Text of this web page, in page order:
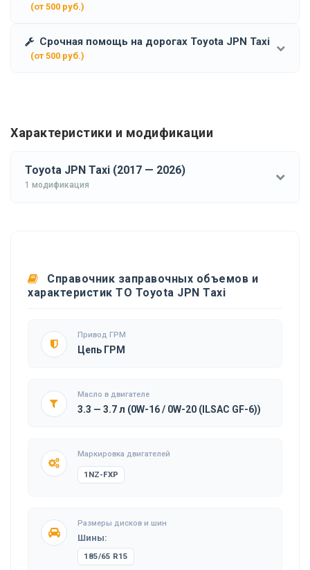
(от 500 руб.)
Срочная помощь на дорогах Toyota JPN Taxi
(от 500 руб.)
Характеристики и модификации
Toyota JPN Taxi (2017 — 2026)
1 модификация
Справочник заправочных объемов и
характеристик ТО Toyota JPN Taxi
Привод ГРМ
Цепь ГРМ
Масло в двигателе
3.3 — 3.7 л (0W-16 / 0W-20 (ILSAC GF-6))
Маркировка двигателей
1NZ-FXP
Размеры дисков и шин
Шины:
185/65 R15